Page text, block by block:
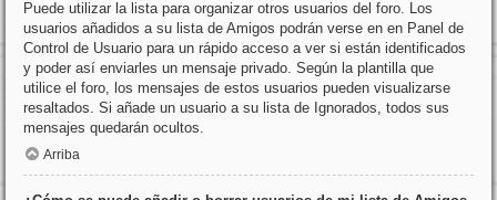
Puede utilizar la lista para organizar otros usuarios del foro. Los
usuarios añadidos a su lista de Amigos podrán verse en en Panel de
Control de Usuario para un rápido acceso a ver si están identificados
y poder así enviarles un mensaje privado. Según la plantilla que
utilice el foro, los mensajes de estos usuarios pueden visualizarse
resaltados. Si añade un usuario a su lista de Ignorados, todos sus
mensajes quedarán ocultos.
Arriba